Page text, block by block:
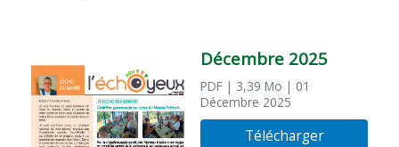
Décembre 2025
PDF | 3,39 Mo | 01
Décembre 2025
Télécharger